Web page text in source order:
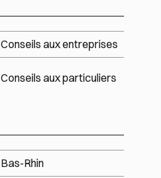
Conseils aux entreprises
Conseils aux particuliers
Bas-Rhin